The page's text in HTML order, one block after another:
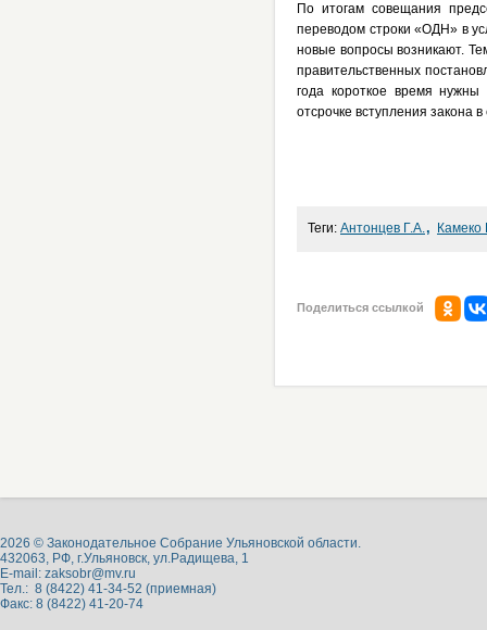
По итогам совещания
переводом строки «ОДН» в
новые вопросы возникают.
правительственных
года короткое время
отсрочке вступления
Теги: Антонцев Г.А., Камеко
Поделиться ссылкой
2026 © Законодательное Собрание Ульяновской области.
432063, РФ, г.Ульяновск, ул.Радищева, 1
E-mail: zaksobr@mv.ru
Тел.: 8 (8422) 41-34-52 (приемная)
Факс: 8 (8422) 41-20-74